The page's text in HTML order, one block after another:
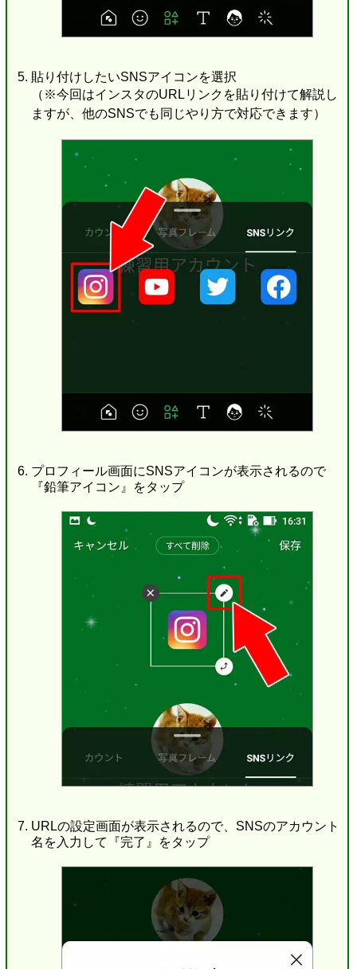
貼り付けしたいSNSアイコンを選択
（※今回はインスタのURLリンクを貼り付けて解説し
ますが、他のSNSでも同じやり方で対応できます）
プロフィール画面にSNSアイコンが表示されるので
『鉛筆アイコン』をタップ
URLの設定画面が表示されるので、SNSのアカウント
名を入力して『完了』をタップ